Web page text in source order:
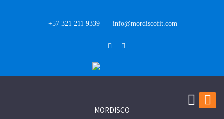
+57 321 211 9339 info@mordiscofit.com